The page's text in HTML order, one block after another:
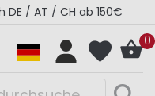
- Super Sale
0